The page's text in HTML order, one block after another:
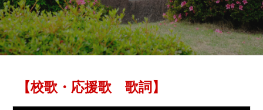
【校歌・応援歌 歌詞】